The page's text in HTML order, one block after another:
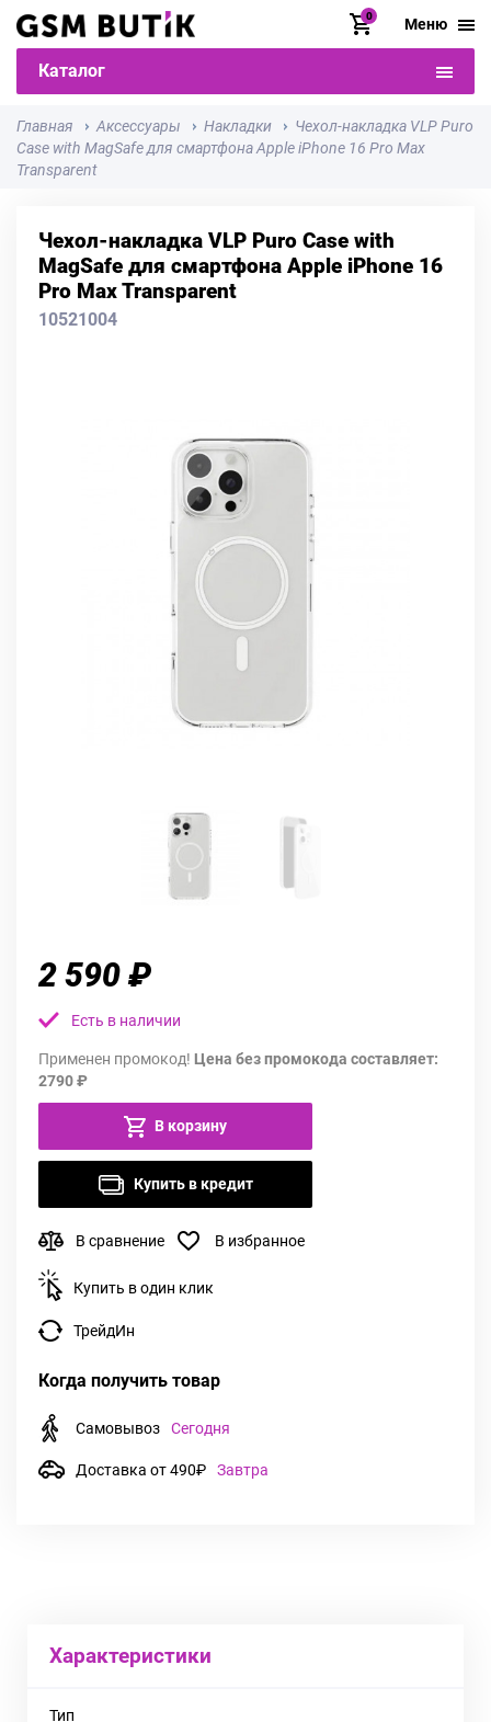
0 Меню
Каталог
Главная Аксессуары Накладки
Чехол-накладка VLP Puro
Case with MagSafe для смартфона Apple iPhone 16 Pro Max
Transparent
Чехол-накладка VLP Puro Case with
MagSafe для смартфона Apple iPhone 16
Pro Max Transparent
10521004
2 590 ₽
Есть в наличии
Применен промокод! Цена без промокода составляет:
2790 ₽
В корзину
Купить в кредит
В сравнение В избранное
Купить в один клик
ТрейдИн
Когда получить товар
Самовывоз Сегодня
Доставка от 490₽ Завтра
Характеристики
Тип